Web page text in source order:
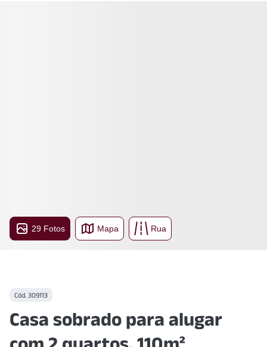
29 Fotos Mapa Rua
Cód. 309113
Casa sobrado para alugar